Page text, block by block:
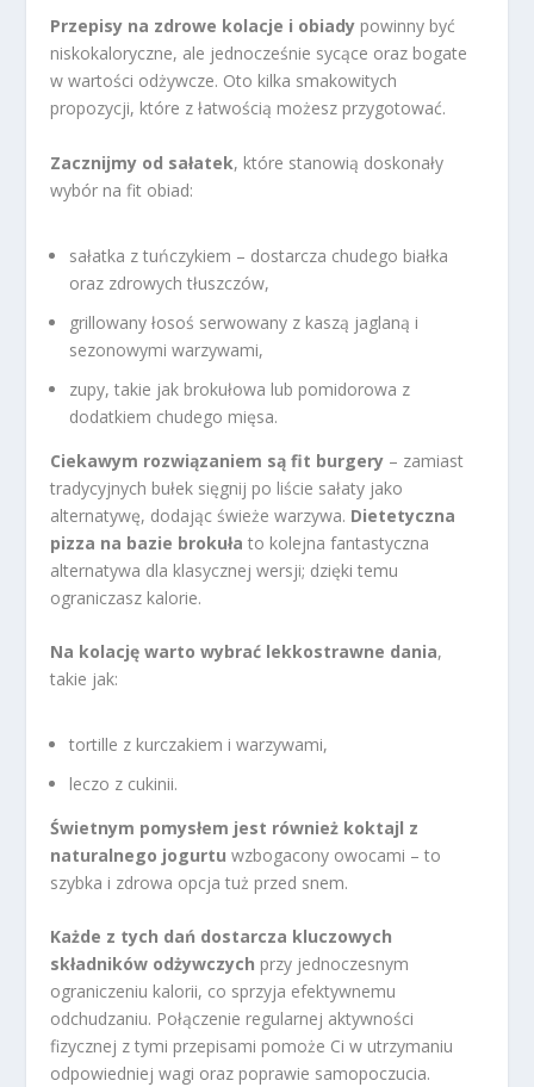
Przepisy na zdrowe kolacje i obiady powinny być
niskokaloryczne, ale jednocześnie sycące oraz bogate
w wartości odżywcze. Oto kilka smakowitych
propozycji, które z łatwością możesz przygotować.
Zacznijmy od sałatek, które stanowią doskonały
wybór na fit obiad:
sałatka z tuńczykiem – dostarcza chudego białka
oraz zdrowych tłuszczów,
grillowany łosoś serwowany z kaszą jaglaną i
sezonowymi warzywami,
zupy, takie jak brokułowa lub pomidorowa z
dodatkiem chudego mięsa.
Ciekawym rozwiązaniem są fit burgery – zamiast
tradycyjnych bułek sięgnij po liście sałaty jako
alternatywę, dodając świeże warzywa. Dietetyczna
pizza na bazie brokuła to kolejna fantastyczna
alternatywa dla klasycznej wersji; dzięki temu
ograniczasz kalorie.
Na kolację warto wybrać lekkostrawne dania,
takie jak:
tortille z kurczakiem i warzywami,
leczo z cukinii.
Świetnym pomysłem jest również koktajl z
naturalnego jogurtu wzbogacony owocami – to
szybka i zdrowa opcja tuż przed snem.
Każde z tych dań dostarcza kluczowych
składników odżywczych przy jednoczesnym
ograniczeniu kalorii, co sprzyja efektywnemu
odchudzaniu. Połączenie regularnej aktywności
fizycznej z tymi przepisami pomoże Ci w utrzymaniu
odpowiedniej wagi oraz poprawie samopoczucia.